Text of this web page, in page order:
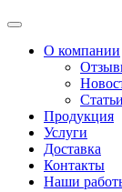
О компании
Статьи
Продукция
Услуги
Доставка
Контакты
Наши